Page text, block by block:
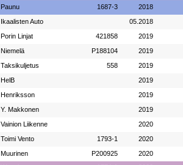
Paunu 1687-3 2018
Ikaalisten Auto 05.2018
Porin Linjat 421858 2019
Niemelä P188104 2019
Taksikuljetus 558 2019
HelB 2019
Henriksson 2019
Y. Makkonen 2019
Vainion Liikenne 2020
Toimi Vento 1793-1 2020
Muurinen P200925 2020